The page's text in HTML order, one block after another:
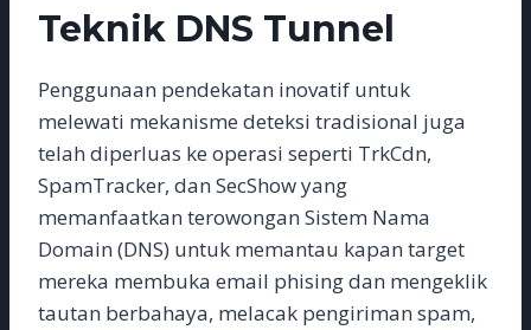
Teknik DNS Tunnel
Penggunaan pendekatan inovatif untuk
melewati mekanisme deteksi tradisional juga
telah diperluas ke operasi seperti TrkCdn,
SpamTracker, dan SecShow yang
memanfaatkan terowongan Sistem Nama
Domain (DNS) untuk memantau kapan target
mereka membuka email phising dan mengeklik
tautan berbahaya, melacak pengiriman spam,